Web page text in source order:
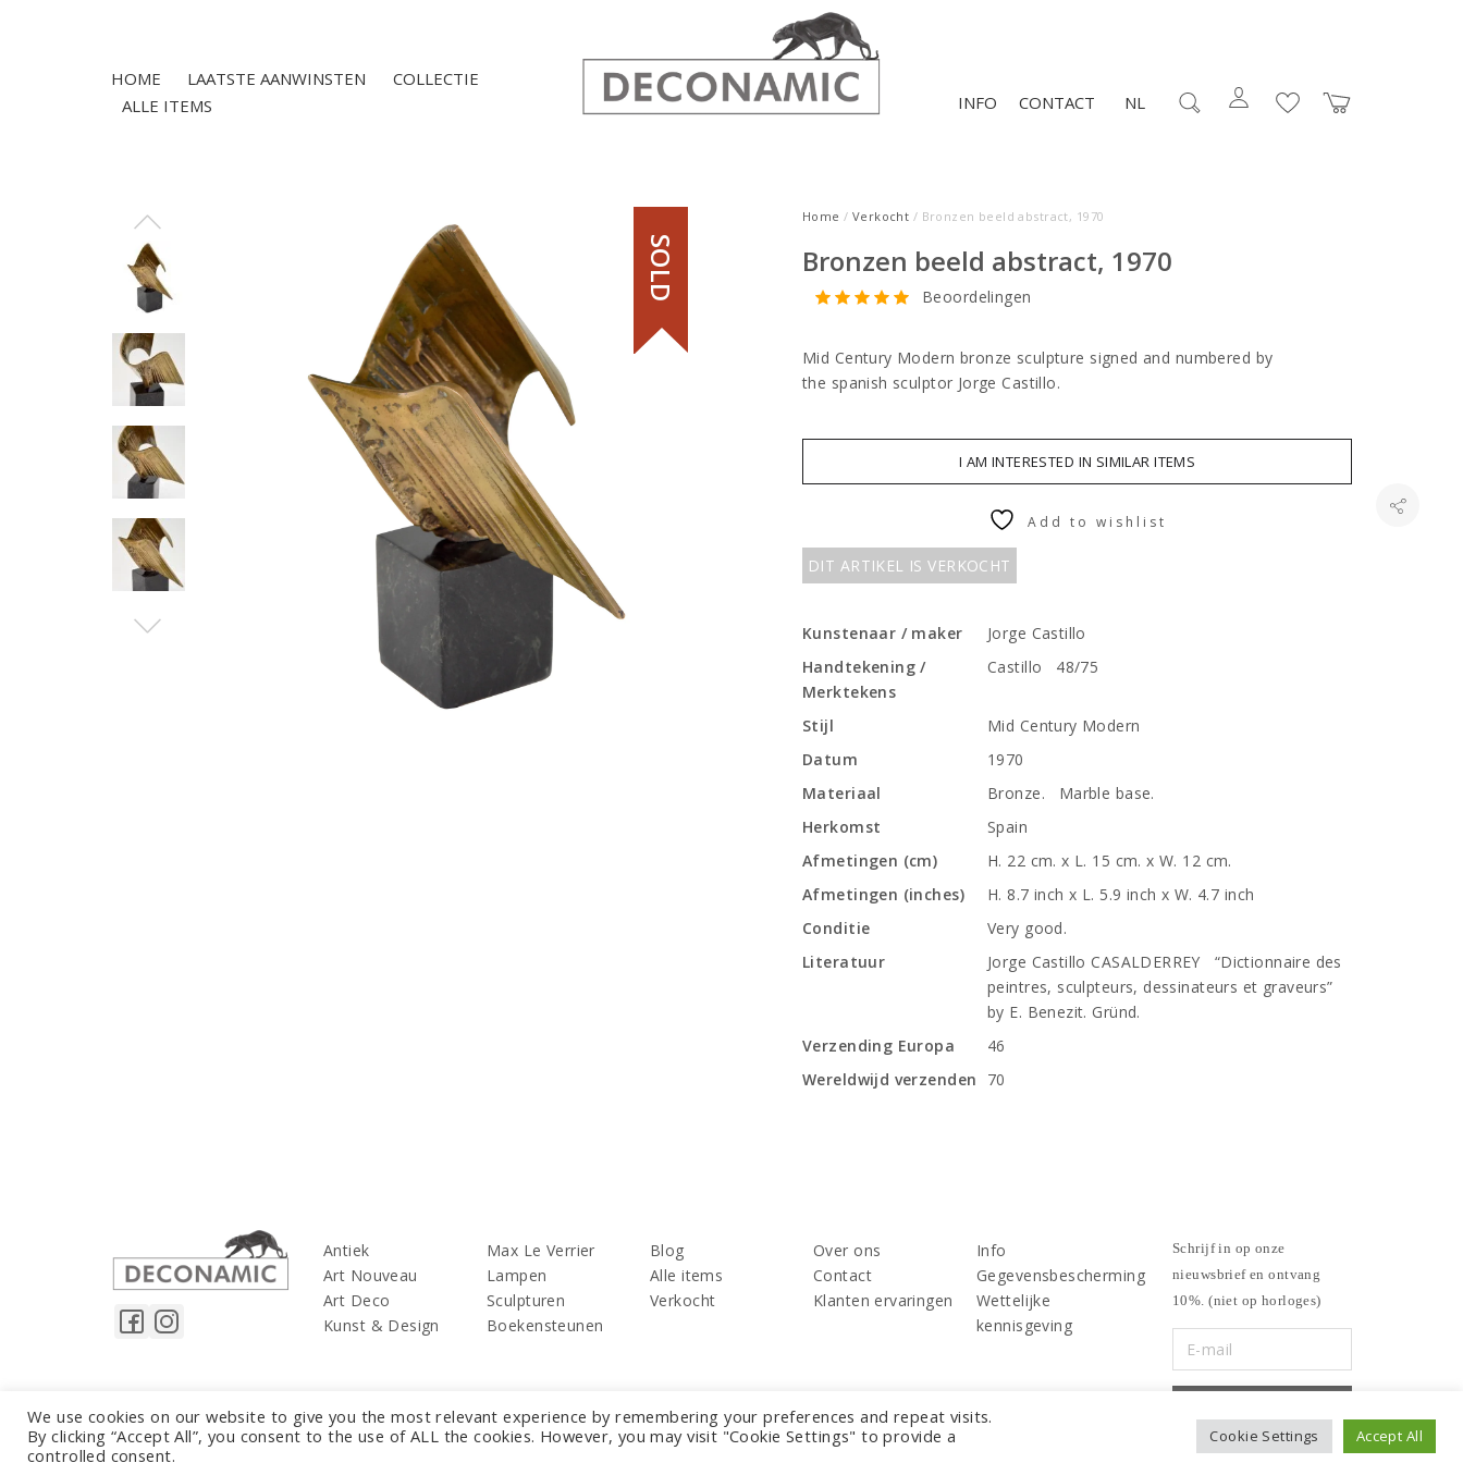
HOME LAATSTE AANWINSTEN
COLLECTIE
ALLE ITEMS
CONTACT
INFO NL
SOLD
Home / Verkocht / Bronzen beeld abstract, 1970
Bronzen beeld abstract, 1970
Beoordelingen
Mid Century Modern bronze sculpture signed and numbered by
the spanish sculptor Jorge Castillo.
I AM INTERESTED IN SIMILAR ITEMS
DIT ARTIKEL IS VERKOCHT
Add to wishlist
Kunstenaar / maker
Jorge Castillo
Handtekening /
Merktekens
Castillo 48/75
Stijl
Mid Century Modern
Datum
1970
Materiaal
Bronze. Marble base.
Herkomst
Spain
Afmetingen (cm)
H. 22 cm. x L. 15 cm. x W. 12 cm.
Afmetingen (inches)
H. 8.7 inch x L. 5.9 inch x W. 4.7 inch
Conditie
Very good.
Literatuur
Jorge Castillo CASALDERREY “Dictionnaire des
peintres, sculpteurs, dessinateurs et graveurs”
by E. Benezit. Gründ.
Verzending Europa
46
Wereldwijd verzenden
70
Antiek
Art Nouveau
Art Deco
Kunst & Design
Max Le Verrier
Lampen
Sculpturen
Boekensteunen
Blog
Alle items
Verkocht
Over ons
Contact
Klanten ervaringen
Info
Gegevensbescherming
Wettelijke
kennisgeving
Schrijf in op onze
nieuwsbrief en ontvang
10%. (niet op horloges)
We use cookies on our website to give you the most relevant experience by remembering your preferences and repeat visits.
By clicking “Accept All”, you consent to the use of ALL the cookies. However, you may visit "Cookie Settings" to provide a
controlled consent.
Cookie Settings Accept All